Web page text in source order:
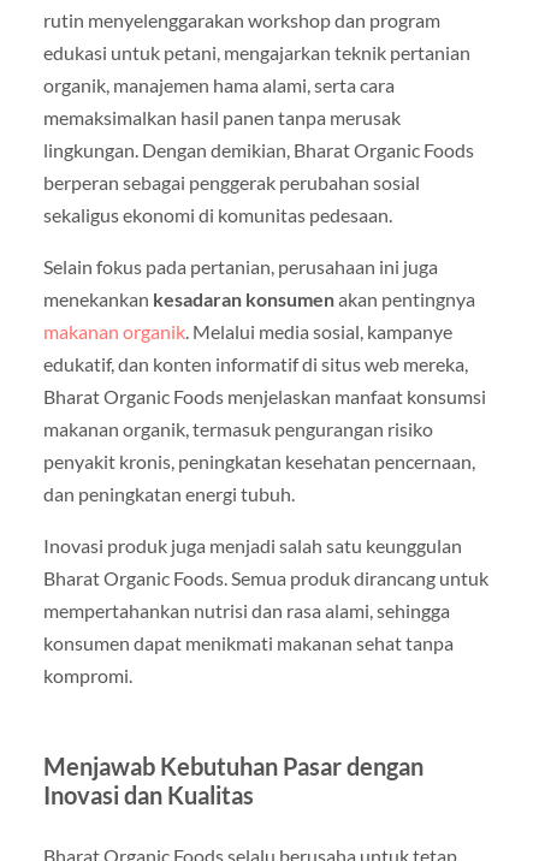
rutin menyelenggarakan workshop dan program
edukasi untuk petani, mengajarkan teknik pertanian
organik, manajemen hama alami, serta cara
memaksimalkan hasil panen tanpa merusak
lingkungan. Dengan demikian, Bharat Organic Foods
berperan sebagai penggerak perubahan sosial
sekaligus ekonomi di komunitas pedesaan.
Selain fokus pada pertanian, perusahaan ini juga
menekankan kesadaran konsumenakan pentingnya
makanan organik. Melalui media sosial, kampanye
edukatif, dan konten informatif di situs web mereka,
Bharat Organic Foods menjelaskan manfaat konsumsi
makanan organik, termasuk pengurangan risiko
penyakit kronis, peningkatan kesehatan pencernaan,
dan peningkatan energi tubuh.
Inovasi produk juga menjadi salah satu keunggulan
Bharat Organic Foods. Semua produk dirancang untuk
mempertahankan nutrisi dan rasa alami, sehingga
konsumen dapat menikmati makanan sehat tanpa
kompromi.
Menjawab Kebutuhan Pasar dengan
Inovasi dan Kualitas
Bharat Organic Foods selalu berusaha untuk tetap